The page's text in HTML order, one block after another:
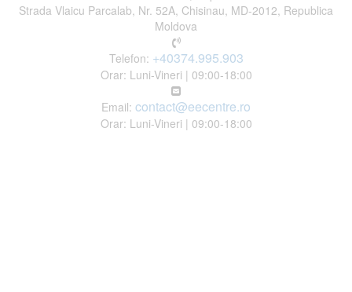
Strada Vlaicu Parcalab, Nr. 52A, Chisinau, MD-2012, Republica
Moldova
Telefon: +40374.995.903
Orar: Luni-Vineri | 09:00-18:00
Email: contact@eecentre.ro
Orar: Luni-Vineri | 09:00-18:00